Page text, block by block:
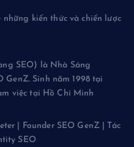
kiến thức và chiến lược
SEO) là Nhà Sáng
GenZ. Sinh năm 1998 tại
việc tại Hồ Chí Minh
| Founder SEO GenZ | Tác
SEO